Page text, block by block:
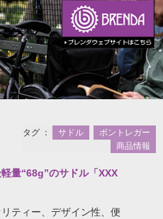
タグ ： サドル
ボントレガー
商品情報
量“68g”のサドル「XXX
ティー、デザイン性、便